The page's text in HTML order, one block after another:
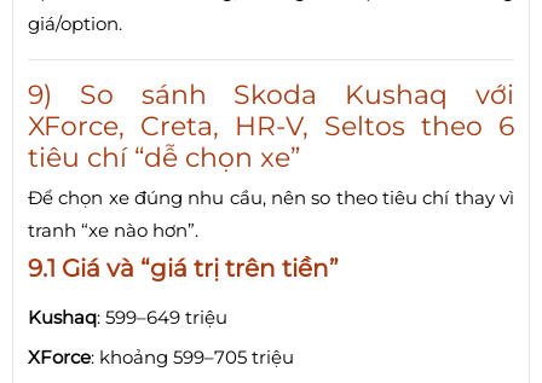
giá/option.
9) So sánh Skoda Kushaq với
XForce, Creta, HR-V, Seltos theo 6
tiêu chí “dễ chọn xe”
Để chọn xe đúng nhu cầu, nên so theo tiêu chí thay vì
tranh “xe nào hơn”.
9.1 Giá và “giá trị trên tiền”
Kushaq: 599–649 triệu
XForce: khoảng 599–705 triệu